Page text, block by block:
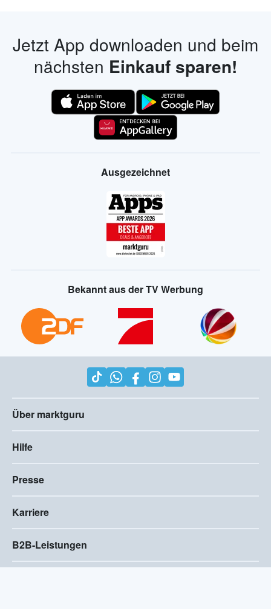
Jetzt App downloaden und beim
nächsten Einkauf sparen!
Ausgezeichnet
Bekannt aus der TV Werbung
Über marktguru
Hilfe
Presse
Karriere
B2B-Leistungen